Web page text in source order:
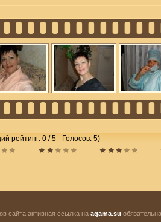
рейтинг: 0 / 5 - Голосов: 5)
сайта активная ссылка на agama.su